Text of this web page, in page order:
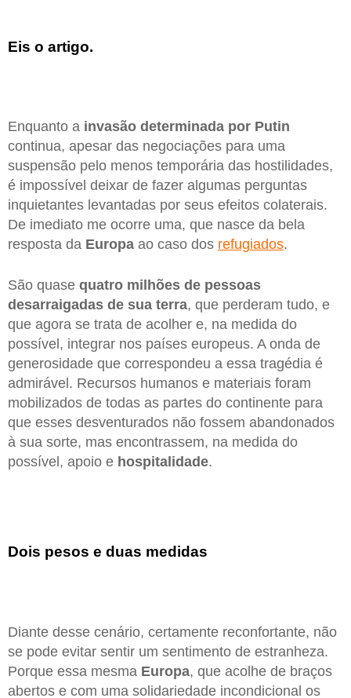
Eis o artigo.
Enquanto a invasão determinada por Putin
continua, apesar das negociações para uma
suspensão pelo menos temporária das hostilidades,
é impossível deixar de fazer algumas perguntas
inquietantes levantadas por seus efeitos colaterais.
De imediato me ocorre uma, que nasce da bela
resposta da Europa ao caso dos refugiados.
São quase quatro milhões de pessoas
desarraigadas de sua terra, que perderam tudo, e
que agora se trata de acolher e, na medida do
possível, integrar nos países europeus. A onda de
generosidade que correspondeu a essa tragédia é
admirável. Recursos humanos e materiais foram
mobilizados de todas as partes do continente para
que esses desventurados não fossem abandonados
à sua sorte, mas encontrassem, na medida do
possível, apoio e hospitalidade.
Dois pesos e duas medidas
Diante desse cenário, certamente reconfortante, não
se pode evitar sentir um sentimento de estranheza.
Porque essa mesma Europa, que acolhe de braços
abertos e com uma solidariedade incondicional os